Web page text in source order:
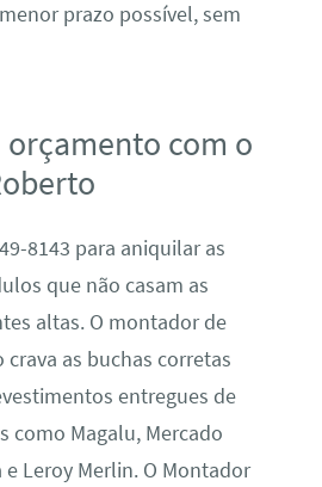
prazo possível, sem
com o
8143 para aniquilar as
que não casam as
altas. O montador de
crava as buchas corretas
entregues de
como Magalu, Mercado
e Leroy Merlin. O Montador